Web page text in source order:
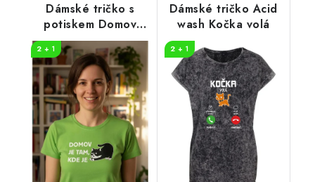
Dámské tričko s
potiskem Domov
kočka
2 + 1
Dámské tričko Acid
wash Kočka volá
2 + 1